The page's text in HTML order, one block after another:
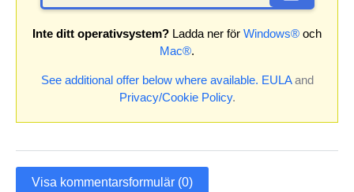
Inte ditt operativsystem? Ladda ner för Windows® och
Mac®.
See additional offer below where available. EULAand
Privacy/Cookie Policy.
Visa kommentarsformulär (0)